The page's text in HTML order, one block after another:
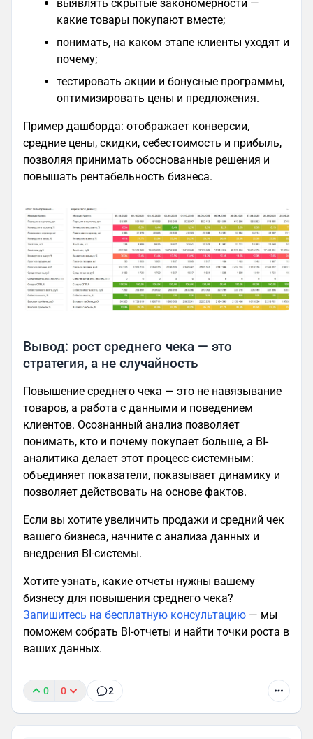
выявлять скрытые закономерности —
какие товары покупают вместе;
понимать, на каком этапе клиенты уходят и
почему;
тестировать акции и бонусные программы,
оптимизировать цены и предложения.
Пример дашборда: отображает конверсии,
средние цены, скидки, себестоимость и прибыль,
позволяя принимать обоснованные решения и
повышать рентабельность бизнеса.
Вывод: рост среднего чека — это
стратегия, а не случайность
Повышение среднего чека — это не навязывание
товаров, а работа с данными и поведением
клиентов. Осознанный анализ позволяет
понимать, кто и почему покупает больше, а BI-
аналитика делает этот процесс системным:
объединяет показатели, показывает динамику и
позволяет действовать на основе фактов.
Если вы хотите увеличить продажи и средний чек
вашего бизнеса, начните с анализа данных и
внедрения BI-системы.
Хотите узнать, какие отчеты нужны вашему
бизнесу для повышения среднего чека?
Запишитесь на бесплатную консультацию — мы
поможем собрать BI-отчеты и найти точки роста в
ваших данных.
0 0 2